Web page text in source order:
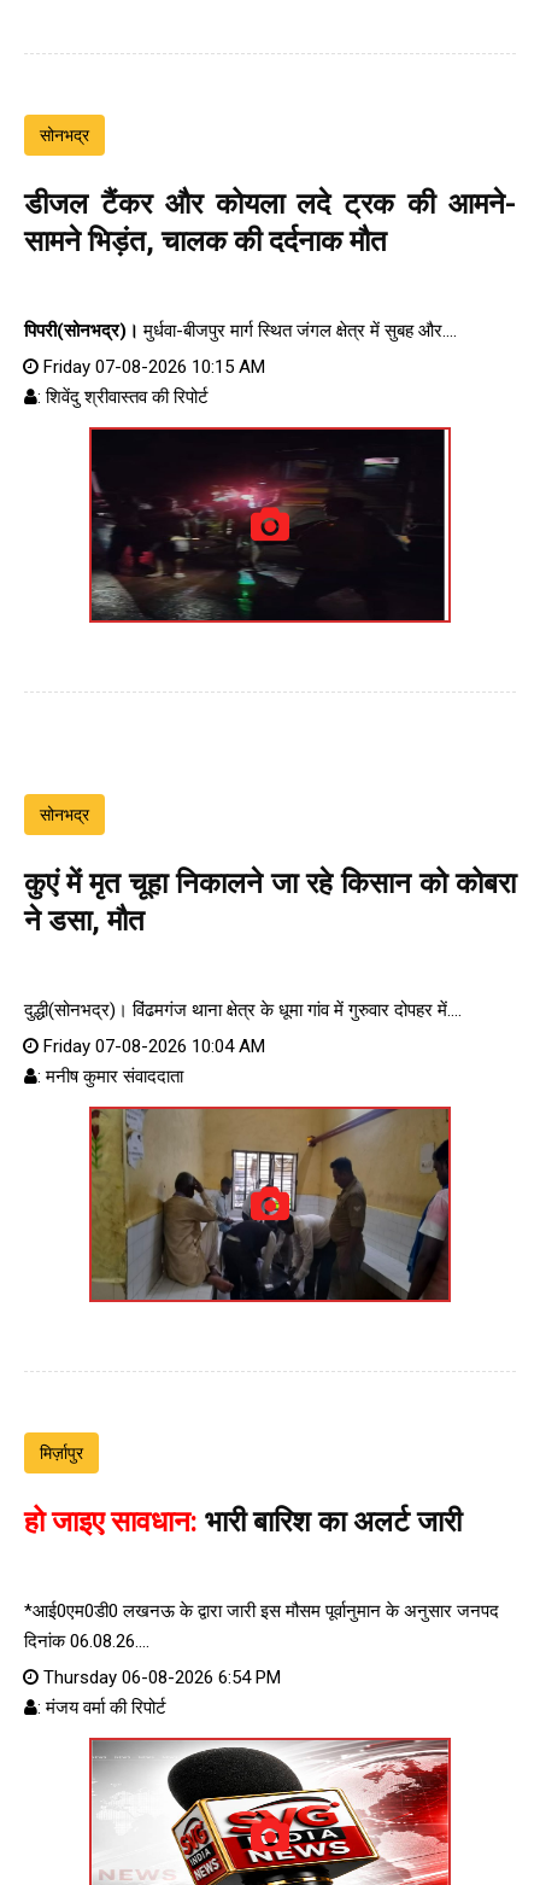
सोनभद्र
डीजल टैंकर और कोयला लदे ट्रक की आमने-
सामने भिड़ंत, चालक की दर्दनाक मौत
पिपरी(सोनभद्र)। मुर्धवा-बीजपुर मार्ग स्थित जंगल क्षेत्र में सुबह और....
Friday 07-08-2026 10:15 AM
: शिवेंदु श्रीवास्तव की रिपोर्ट
सोनभद्र
कुएं में मृत चूहा निकालने जा रहे किसान को कोबरा
ने डसा, मौत
दुद्धी(सोनभद्र)। विंढमगंज थाना क्षेत्र के धूमा गांव में गुरुवार दोपहर में....
Friday 07-08-2026 10:04 AM
: मनीष कुमार संवाददाता
मिर्ज़ापुर
हो जाइए सावधान: भारी बारिश का अलर्ट जारी
*आई0एम0डी0 लखनऊ के द्वारा जारी इस मौसम पूर्वानुमान के अनुसार जनपद
दिनांक 06.08.26....
Thursday 06-08-2026 6:54 PM
: मंजय वर्मा की रिपोर्ट